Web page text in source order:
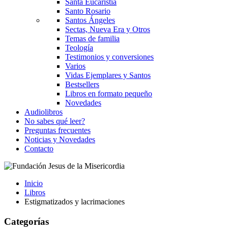
Santa Eucaristía
Santo Rosario
Santos Ángeles
Sectas, Nueva Era y Otros
Temas de familia
Teología
Testimonios y conversiones
Varios
Vidas Ejemplares y Santos
Bestsellers
Libros en formato pequeño
Novedades
Audiolibros
No sabes qué leer?
Preguntas frecuentes
Noticias y Novedades
Contacto
Inicio
Libros
Estigmatizados y lacrimaciones
Categorías